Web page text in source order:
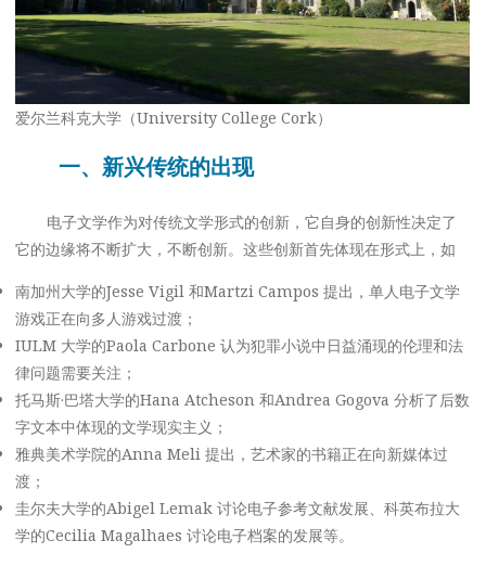
爱尔兰科克大学（University College Cork）
一、新兴传统的出现
电子文学作为对传统文学形式的创新，它自身的创新性决定了
它的边缘将不断扩大，不断创新。这些创新首先体现在形式上，如
南加州大学的Jesse Vigil 和Martzi Campos 提出，单人电子文学
游戏正在向多人游戏过渡；
IULM 大学的Paola Carbone 认为犯罪小说中日益涌现的伦理和法
律问题需要关注；
托马斯·巴塔大学的Hana Atcheson 和Andrea Gogova 分析了后数
字文本中体现的文学现实主义；
雅典美术学院的Anna Meli 提出，艺术家的书籍正在向新媒体过
渡；
圭尔夫大学的Abigel Lemak 讨论电子参考文献发展、科英布拉大
学的Cecilia Magalhaes 讨论电子档案的发展等。